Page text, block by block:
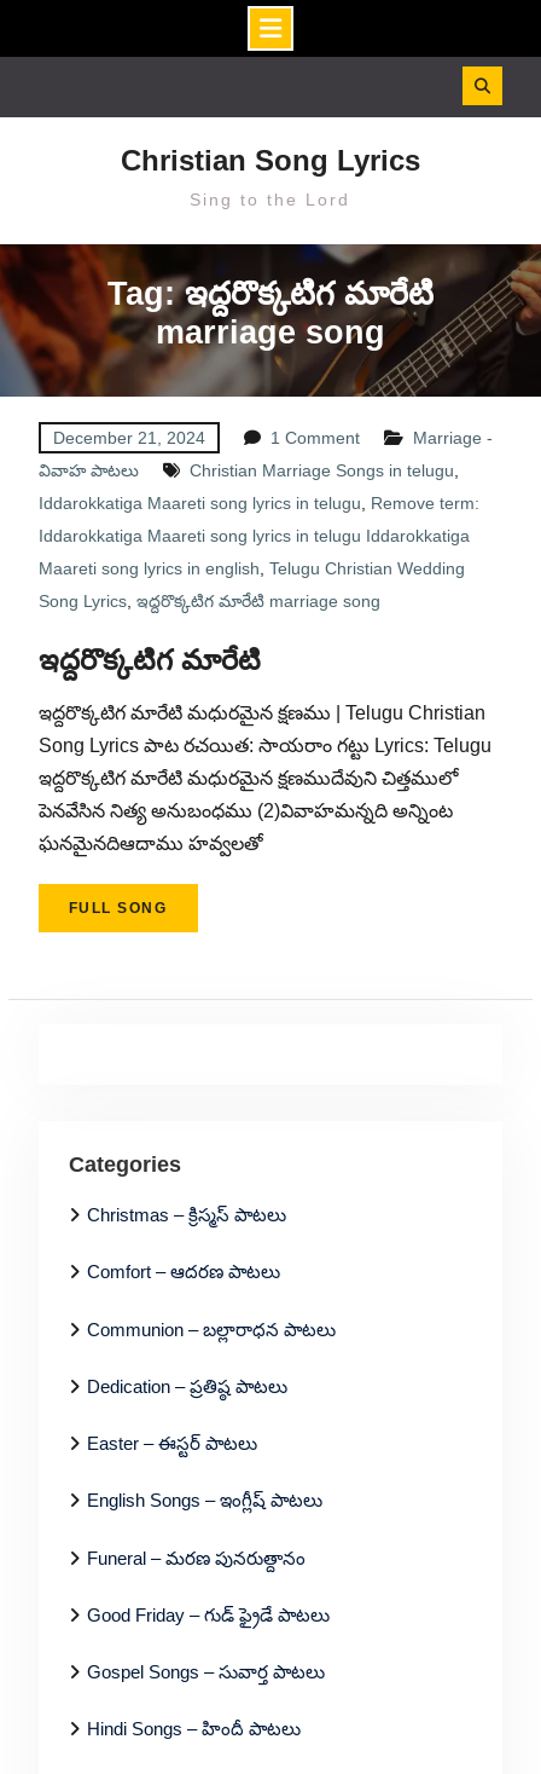
Christian Song Lyrics
Sing to the Lord
Tag: ఇద్దరొక్కటిగ మారేటి
marriage song
December 21, 2024 1 Comment
Marriage -
వివాహ పాటలు
Christian Marriage Songs in telugu
Iddarokkatiga Maareti song lyrics in telugu
Remove term:
Iddarokkatiga Maareti song lyrics in telugu Iddarokkatiga
Maareti song lyrics in english Telugu Christian Wedding
Song Lyrics, ఇద్దరొక్కటిగ మారేటి marriage song
ఇద్దరొక్కటిగ మారేటి
ఇద్దరొక్కటిగ మారేటి మధురమైన క్షణము | Telugu Christian
Song Lyrics పాట రచయిత: సాయరాం గట్టు Lyrics: Telugu
ఇద్దరొక్కటిగ మారేటి మధురమైన క్షణముదేవుని చిత్తములో
పెనవేసిన నిత్య అనుబంధము (2)వివాహమన్నది అన్నింట
ఘనమైనదిఆదాము హవ్వలతో
FULL SONG
Categories
Christmas – క్రిస్మస్ పాటలు
Comfort – ఆదరణ పాటలు
Communion – బల్లారాధన పాటలు
Dedication – ప్రతిష్ఠ పాటలు
Easter – ఈస్టర్ పాటలు
English Songs – ఇంగ్లీష్ పాటలు
Funeral – మరణ పునరుత్దానం
Good Friday – గుడ్ ఫ్రైడే పాటలు
Gospel Songs – సువార్త పాటలు
Hindi Songs – హిందీ పాటలు